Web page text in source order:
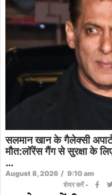
सलमान खान के गैलेक्सी
मौत:लॉरेंस गैंग से सुरक्षा के
…
August 8, 2026 / 9:10 am
शेयर करें -